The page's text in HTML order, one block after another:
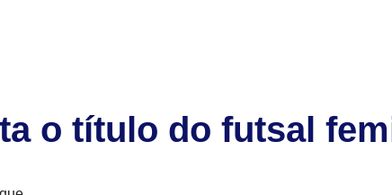
o título do futsal